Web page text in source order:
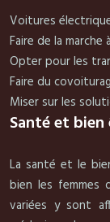
Voitures
Faire de la
Opter pour les
Faire du
Miser sur les
Santé et
La santé et le
bien les femmes
variées y sont